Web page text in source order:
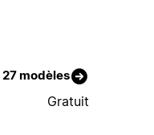
modèles
Gratuit